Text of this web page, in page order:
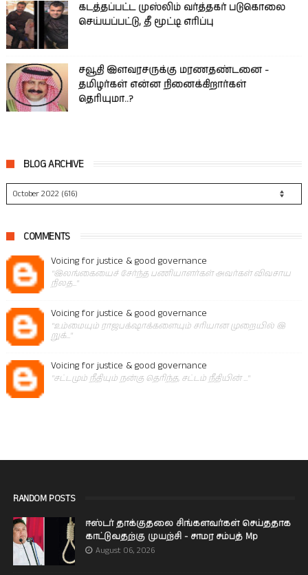
கடத்தப்பட்ட முஸ்லிம் வர்த்தகர் படுகொலை
செய்யப்பட்டு, தீ மூட்டி எரிப்பு
சவூதி இளவரசருக்கு மரணதண்டனை -
தமிழர்கள் என்ன நினைக்கிறார்கள்
தெரியுமா..?
BLOG ARCHIVE
COMMENTS
Voicing for justice & good governance
"இலங்கையைச் சேர்ந்த பணியாளர்கள் அவர்கள் விவசாய
நிலத..."
Voicing for justice & good governance
"உம்மையும் ராஜபக்‌ஷாக்களையும் சரியான முறையில் இ
றுக்..."
Voicing for justice & good governance
"சட்டமும் நீதியும் நன்கு தெரிந்த, சட்டம் நீதியின் ..."
RANDOM POSTS
ஈஸ்டர் தாக்குதலை சிங்களவர்கள் செய்ததாக
காட்டுவதற்கு முயற்சி - சாமர சம்பத் Mp
August 06, 2026